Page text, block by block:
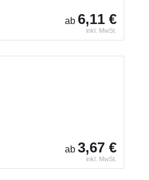
ab 6,11 €
inkl. MwSt.
ab 3,67 €
inkl. MwSt.